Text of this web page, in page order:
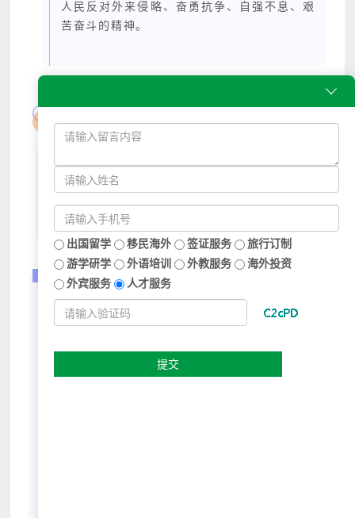
人民反对外来侵略、奋勇抗争、自强不息、艰
苦奋斗的精神。
围绕学生的爱国主义教育身体素质提升、意志
品质提升进行教育培训，旨在提升学生的爱国
情怀、健康管理、坚强意志、自我管理、沟通
协作、感恩奉献等能力和品质。
每周课程表

出国留学 移民海外 签证服务
旅行订制
游学研学
外语培训 外教服务
海外投资
外宾服务
人才服务
提交